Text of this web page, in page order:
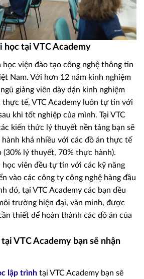
tại VTC Academy
học viện đào tạo công nghệ thông tin
Nam. Với hơn 12 năm kinh nghiệm
giảng viên dày dặn kinh nghiệm
thực tế, VTC Academy luôn tự tin với
khi tốt nghiệp của mình. Tại VTC
kiến thức lý thuyết nền tảng bạn sẽ
khá nhiều với các đồ án thực tế
lý thuyết, 70% thực hành).
học viên đều tự tin với các kỹ năng
vào các công ty công nghệ hàng đầu
đó, tại VTC Academy các bạn đều
trường hiện đại, văn minh, được
thiết để hoàn thành các đồ án của
VTC Academy bạn sẽ nhận
lập trình tại VTC Academy bạn sẽ